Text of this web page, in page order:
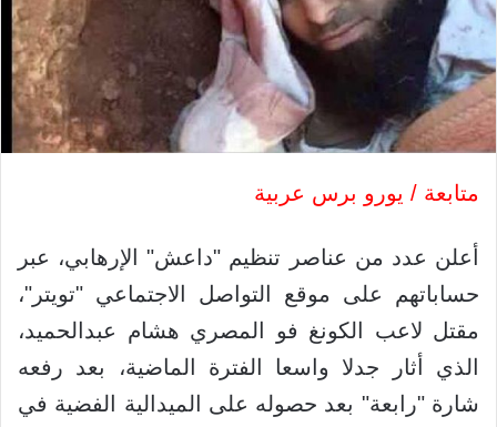
متابعة / يورو برس عربية
أعلن عدد من عناصر تنظيم "داعش" الإرهابي، عبر
حساباتهم على موقع التواصل الاجتماعي "تويتر"،
مقتل لاعب الكونغ فو المصري هشام عبدالحميد،
الذي أثار جدلا واسعا الفترة الماضية، بعد رفعه
شارة "رابعة" بعد حصوله على الميدالية الفضية في